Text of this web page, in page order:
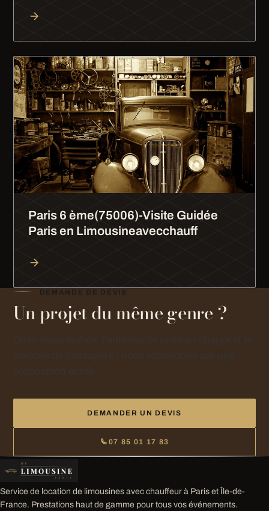
Paris 6 ème(75006)-Visite Guidée
Paris en Limousineavecchauff
DEMANDE DE DEVIS
Un projet du même genre ?
DEMANDER UN DEVIS
07 85 01 17 83
Service de location de limousines avec chauffeur à Paris et Île-de-
France. Prestations haut de gamme pour tous vos événements.